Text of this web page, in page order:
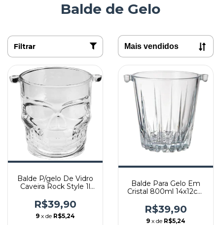
Balde de Gelo
Filtrar
Balde P/gelo De Vidro
Caveira Rock Style 1l
Voltagev
R$39,90
9 x de R$5,24
Balde Para Gelo Em
Cristal 800ml 14x12cm
R$39,90
9 x de R$5,24